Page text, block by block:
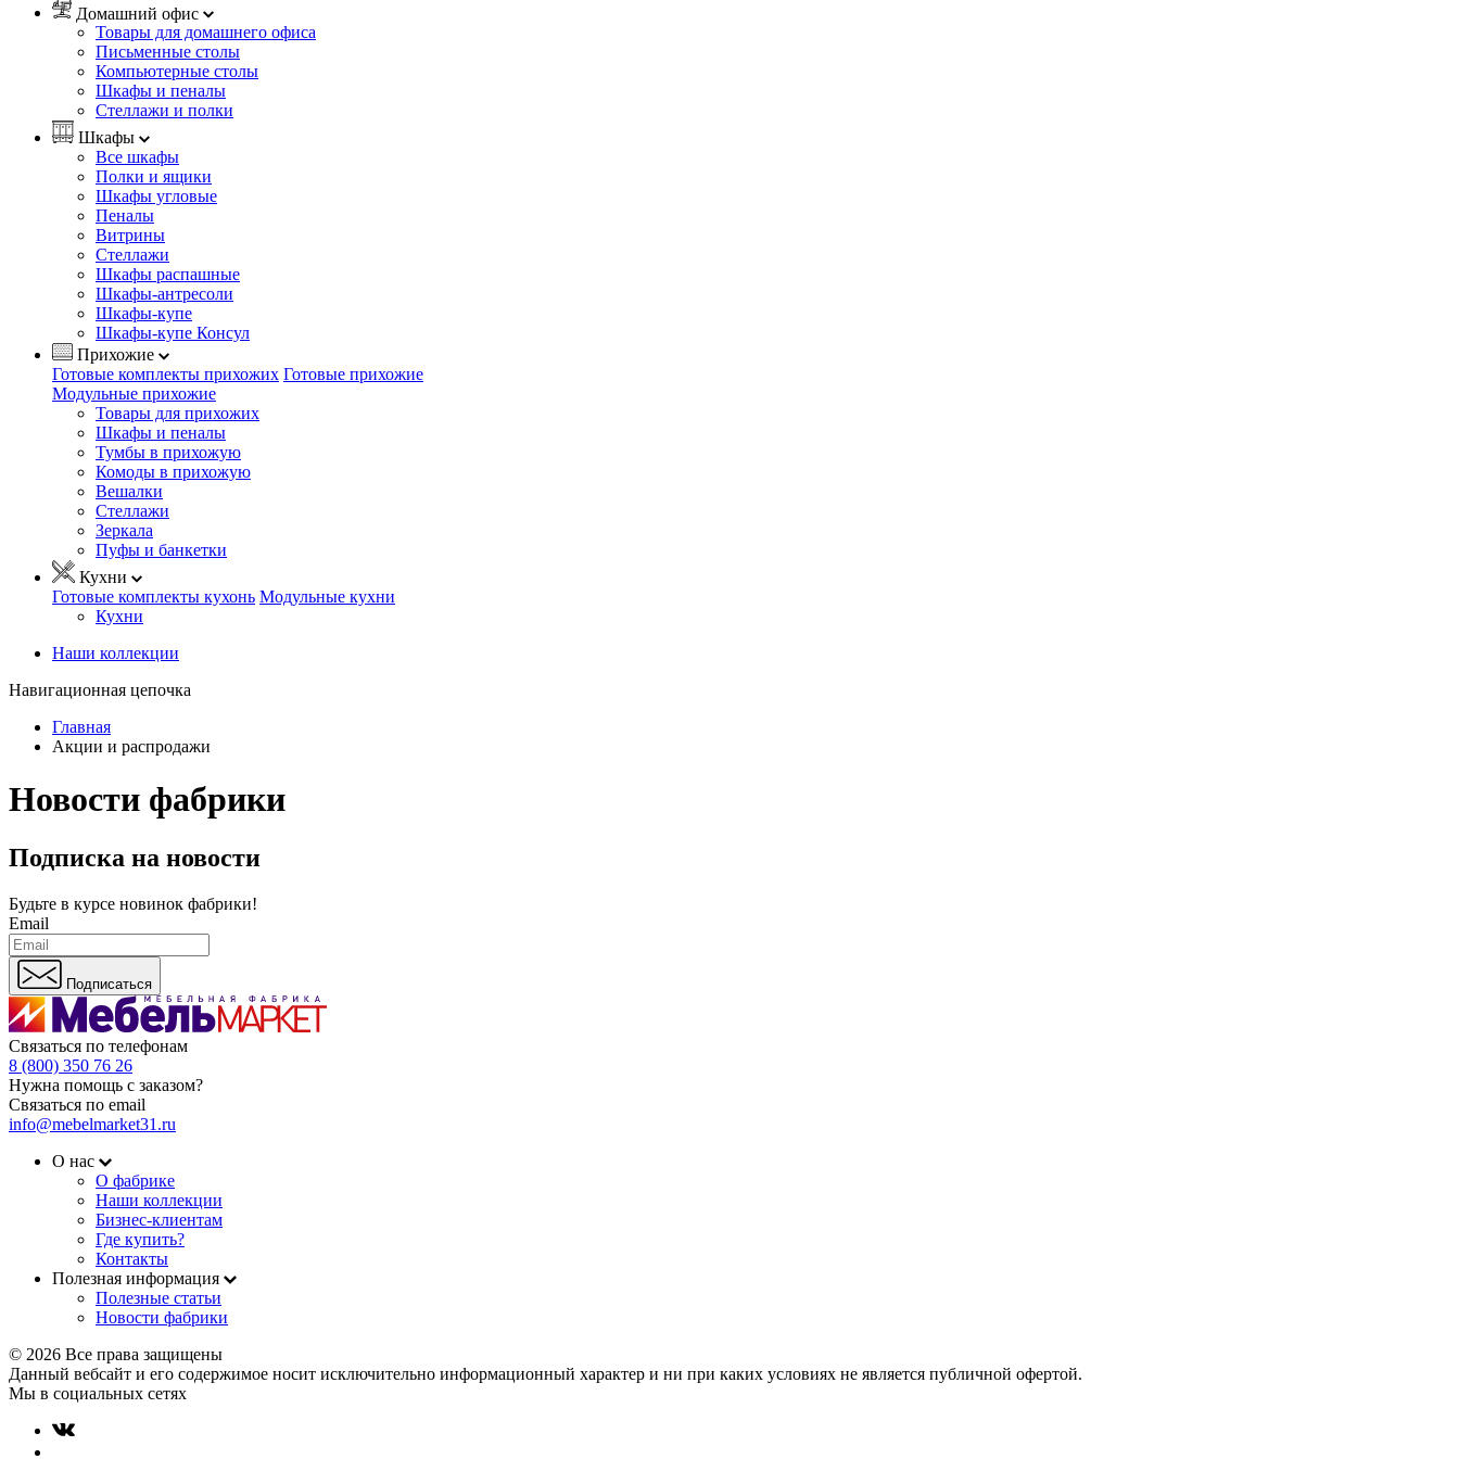
Домашний офис
Товары для домашнего офиса
Письменные столы
Компьютерные столы
Шкафы и пеналы
Стеллажи и полки
Шкафы
Все шкафы
Полки и ящики
Шкафы угловые
Пеналы
Витрины
Стеллажи
Шкафы распашные
Шкафы-антресоли
Шкафы-купе
Шкафы-купе Консул
Прихожие
Готовые комплекты прихожих Готовые прихожие
Модульные прихожие
Товары для прихожих
Шкафы и пеналы
Тумбы в прихожую
Комоды в прихожую
Вешалки
Стеллажи
Зеркала
Пуфы и банкетки
Кухни
Готовые комплекты кухонь Модульные кухни
Кухни
Наши коллекции
Навигационная цепочка
Главная
Акции и распродажи
Новости фабрики
Подписка на новости
Будьте в курсе новинок фабрики!
Email
Подписаться
Связаться по телефонам
8 (800) 350 76 26
Нужна помощь с заказом?
Связаться по email
info@mebelmarket31.ru
О нас
О фабрике
Наши коллекции
Бизнес-клиентам
Где купить?
Контакты
Полезная информация
Полезные статьи
Новости фабрики
© 2026 Все права защищены
Данный вебсайт и его содержимое носит исключительно информационный характер и ни при каких условиях не является публичной офертой.
Мы в социальных сетях